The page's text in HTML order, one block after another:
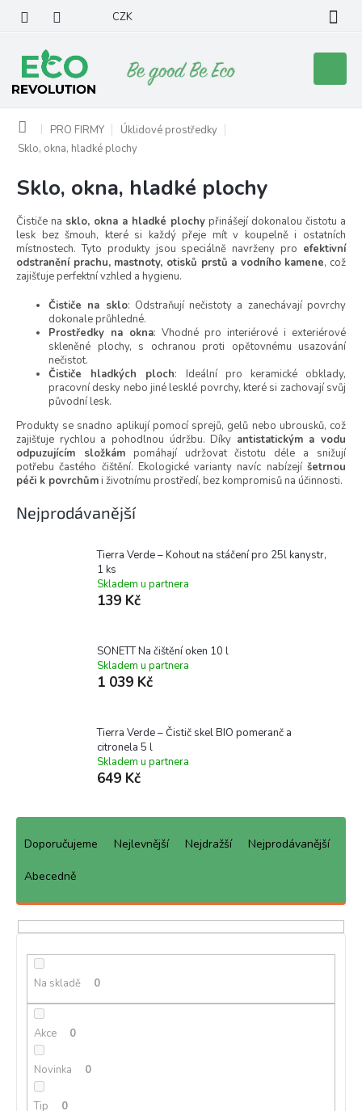
obsah
CZK
košík
Domů PRO FIRMY
Úklidové prostředky
Sklo, okna, hladké plochy
Sklo, okna, hladké plochy
Čističe na sklo, okna a hladké plochy přinášejí dokonalou čistotu a
lesk bez šmouh, které si každý přeje mít v koupelně i ostatních
místnostech. Tyto produkty jsou speciálně navrženy pro efektivní
odstranění prachu, mastnoty, otisků prstů a vodního kamene, což
zajišťuje perfektní vzhled a hygienu.
Čističe na sklo: Odstraňují nečistoty a zanechávají povrchy
dokonale průhledné.
Prostředky na okna: Vhodné pro interiérové i exteriérové
skleněné plochy, s ochranou proti opětovnému usazování
nečistot.
Čističe hladkých ploch: Ideální pro keramické obklady,
pracovní desky nebo jiné lesklé povrchy, které si zachovají svůj
původní lesk.
Produkty se snadno aplikují pomocí sprejů, gelů nebo ubrousků, což
zajišťuje rychlou a pohodlnou údržbu. Díky antistatickým a vodu
odpuzujícím složkámpomáhají udržovat čistotu déle a snižují
potřebu častého čištění. Ekologické varianty navíc nabízejí šetrnou
péči k povrchům i životnímu prostředí, bez kompromisů na účinnosti.
Nejprodávanější
Tierra Verde – Kohout na stáčení pro 25l kanystr,
1 ks
Skladem u partnera
139 Kč
SONETT Na čištění oken 10 l
Skladem u partnera
1 039 Kč
Tierra Verde – Čistič skel BIO pomeranč a
citronela 5 l
Skladem u partnera
649 Kč
Ř
p
Doporučujeme Nejlevnější Nejdražší Nejprodávanější
Abecedně
Na skladě 0
Akce 0
Novinka 0
Tip 0